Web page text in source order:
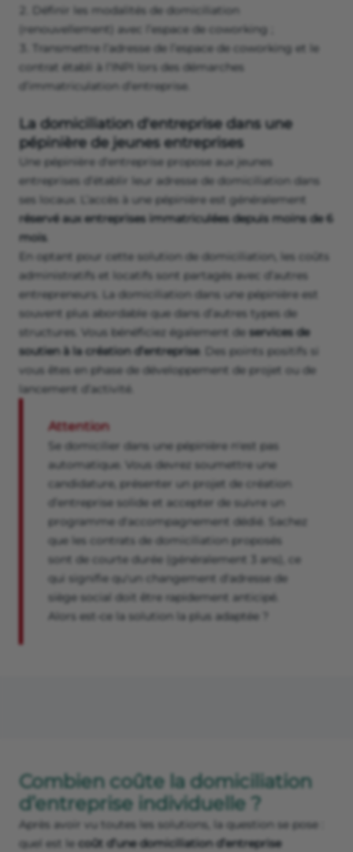
Définir les modalités de domiciliation
(renouvellement) avec l’espace de coworking ;
Transmettre l’adresse de l’espace de coworking et le
contrat établi à l’INPI lors des démarches
d’immatriculation d’entreprise.
La domiciliation d'entreprise dans une
pépinière de jeunes entreprises
Une pépinière d'entreprise propose aux jeunes
entreprises d’établir leur adresse de domiciliation dans
ses locaux. L’accès à une pépinière est généralement
réservé aux entreprises immatriculées depuis moins de 6
mois.
En optant pour cette solution de domiciliation, les coûts
administratifs et locatifs sont partagés avec d’autres
entrepreneurs. La domiciliation dans une pépinière est
souvent plus abordable que dans d’autres types de
structures. Vous bénéficiez également de services de
soutien à la création d’entreprise. Des points positifs si
vous êtes en phase de développement de projet ou de
lancement d’activité.
Attention
Se domicilier dans une pépinière n'est pas
automatique. Vous devrez soumettre une
candidature, présenter un projet de création
d’entreprise solide et accepter de suivre un
programme d'accompagnement dédié. Sachez
que les contrats de domiciliation proposés
sont de courte durée (généralement 3 ans), ce
qui signifie qu'un changement d'adresse de
siège social doit être rapidement anticipé.
Alors est-ce la solution la plus adaptée ?
Combien coûte la domiciliation
d’entreprise individuelle ?
Après avoir vu toutes les solutions, la question se pose :
quel est le coût d’une domiciliation d’entreprise